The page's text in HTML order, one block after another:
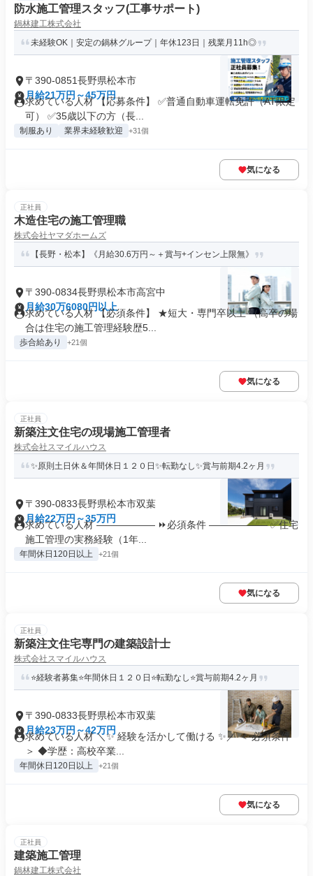
防水施工管理スタッフ(工事サポート)
鍋林建工株式会社
未経験OK｜安定の鍋林グループ｜年休123日｜残業月11h◎
〒390-0851長野県松本市
月給21万円～45万円
求めている人材 【応募条件】 ✅普通自動車運転免許（AT限定
可） ✅35歳以下の方（長...
制服あり 業界未経験歓迎 +31個
気になる
正社員
木造住宅の施工管理職
株式会社ヤマダホームズ
【長野・松本】《月給30.6万円～＋賞与+インセン上限無》
〒390-0834長野県松本市高宮中
月給30万6080円以上
求めている人材 【必須条件】 ★短大・専門卒以上 （高卒の場
合は住宅の施工管理経験歴5...
歩合給あり +21個
気になる
正社員
新築注文住宅の現場施工管理者
株式会社スマイルハウス
✨原則土日休＆年間休日１２０日✨転勤なし✨賞与前期4.2ヶ月
〒390-0833長野県松本市双葉
月給22万円～35万円
求めている人材 ―――――― ⏩必須条件 ―――――― ✅住宅
施工管理の実務経験（1年...
年間休日120日以上 +21個
気になる
正社員
新築注文住宅専門の建築設計士
株式会社スマイルハウス
⭐経験者募集⭐年間休日１２０日⭐転勤なし⭐賞与前期4.2ヶ月
〒390-0833長野県松本市双葉
月給23万円～42万円
求めている人材 ＼✨ 経験を活かして働ける ✨／ ＜ 必須条件
＞ ◆学歴：高校卒業...
年間休日120日以上 +21個
気になる
正社員
建築施工管理
鍋林建工株式会社